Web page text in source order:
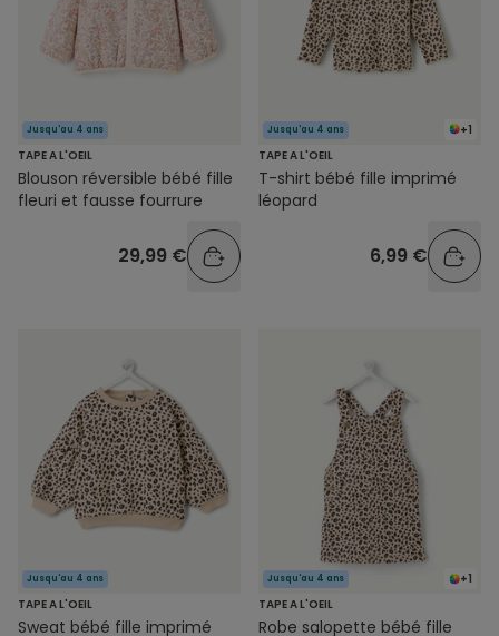
Jusqu'au 4 ans
TAPE A L'OEIL
Blouson réversible bébé fille
fleuri et fausse fourrure
29,99 €
+1
Jusqu'au 4 ans
TAPE A L'OEIL
T-shirt bébé fille imprimé
léopard
6,99 €
Jusqu'au 4 ans
TAPE A L'OEIL
Sweat bébé fille imprimé
+1
Jusqu'au 4 ans
TAPE A L'OEIL
Robe salopette bébé fille